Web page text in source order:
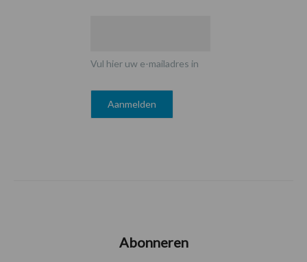
Vul hier uw e-mailadres in
Abonneren